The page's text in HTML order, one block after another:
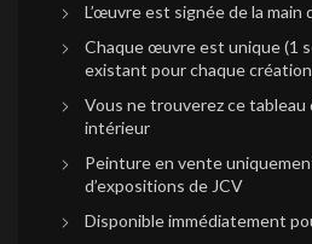
L’œuvre est signée de la main
Chaque œuvre est unique (1
existant pour chaque
Vous ne trouverez ce tableau
intérieur
Peinture en vente
d’expositions de JCV
Disponible immédiatement